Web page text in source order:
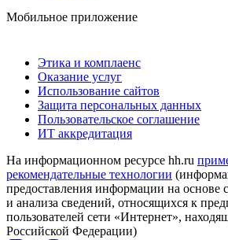
Мобильное приложение
Этика и комплаенс
Оказание услуг
Использование сайтов
Защита персональных данных
Пользовательское соглашение
ИТ аккредитация
На информационном ресурсе hh.ru
рекомендательные технологии
предоставления информации на основе
и анализа сведений, относящихся к
пользователей сети «Интернет»,
Российской Федерации)